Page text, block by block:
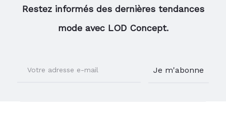
Restez informés des dernières tendances
mode avec LOD Concept.